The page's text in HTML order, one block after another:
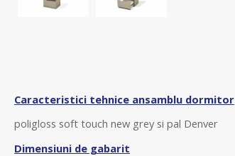
Caracteristici tehnice ansamblu dormitor
poligloss soft touch new grey si pal Denver
Dimensiuni de gabarit